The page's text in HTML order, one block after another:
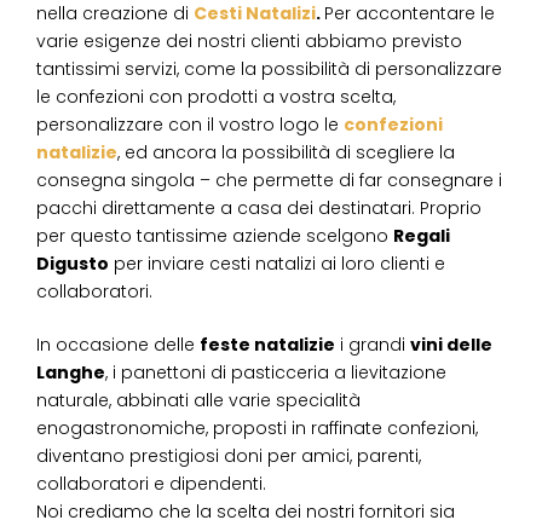
nella creazione di Cesti Natalizi. Per accontentare le
varie esigenze dei nostri clienti abbiamo previsto
tantissimi servizi, come la possibilità di personalizzare
le confezioni con prodotti a vostra scelta,
personalizzare con il vostro logo le confezioni
natalizie, ed ancora la possibilità di scegliere la
consegna singola – che permette di far consegnare i
pacchi direttamente a casa dei destinatari. Proprio
per questo tantissime aziende scelgono Regali
Digusto per inviare cesti natalizi ai loro clienti e
collaboratori.
In occasione delle feste natalizie i grandi vini delle
Langhe, i panettoni di pasticceria a lievitazione
naturale, abbinati alle varie specialità
enogastronomiche, proposti in raffinate confezioni,
diventano prestigiosi doni per amici, parenti,
collaboratori e dipendenti.
Noi crediamo che la scelta dei nostri fornitori sia